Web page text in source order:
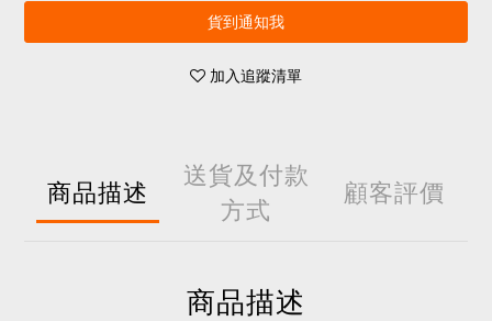
貨到通知我
加入追蹤清單
商品描述
送貨及付款
方式
顧客評價
商品描述